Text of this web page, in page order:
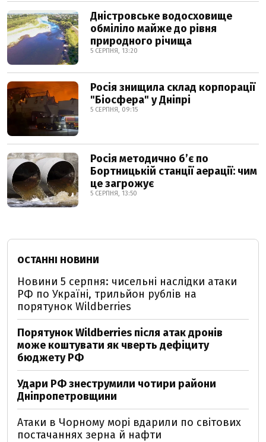
Дністровське водосховище
обміліло майже до рівня
природного річища
5 СЕРПНЯ, 13:20
Росія знищила склад корпорації
"Біосфера" у Дніпрі
5 СЕРПНЯ, 09:15
Росія методично б’є по
Бортницькій станції аерації: чим
це загрожує
5 СЕРПНЯ, 13:50
ОСТАННІ НОВИНИ
Новини 5 серпня: чисельні наслідки атаки
РФ по Україні, трильйон рублів на
порятунок Wildberries
Порятунок Wildberries після атак дронів
може коштувати як чверть дефіциту
бюджету РФ
Удари РФ знеструмили чотири райони
Дніпропетровщини
Атаки в Чорному морі вдарили по світових
постачаннях зерна й нафти